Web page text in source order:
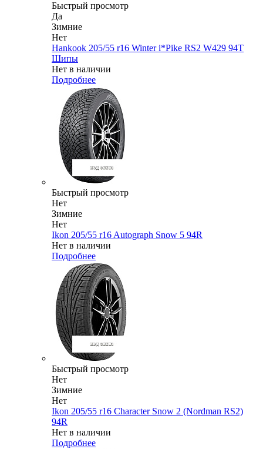
Быстрый просмотр
Да
Зимние
Нет
Hankook 205/55 r16 Winter i*Pike RS2 W429 94T
Шипы
Нет в наличии
Подробнее
Быстрый просмотр
Нет
Зимние
Нет
Ikon 205/55 r16 Autograph Snow 5 94R
Нет в наличии
Подробнее
Быстрый просмотр
Нет
Зимние
Нет
Ikon 205/55 r16 Character Snow 2 (Nordman RS2)
94R
Нет в наличии
Подробнее